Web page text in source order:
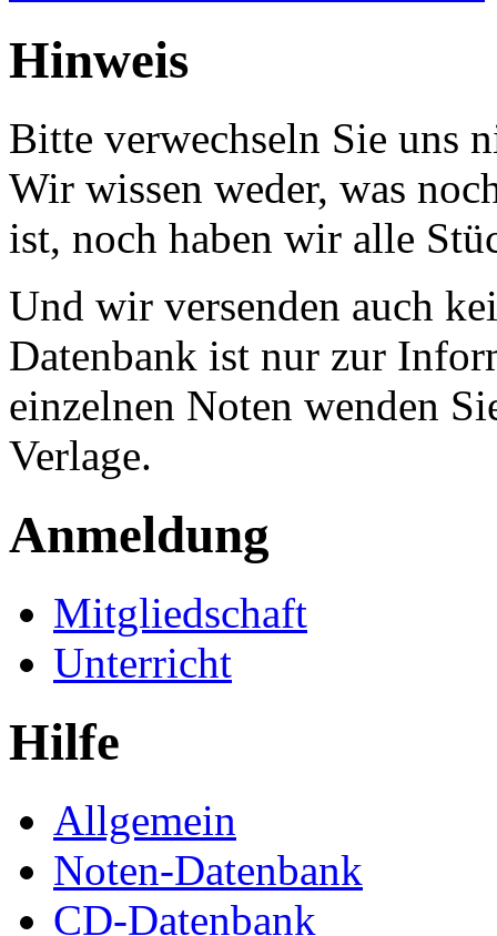
Hinweis
Bitte verwechseln Sie uns
Wir wissen weder, was
ist, noch haben wir alle
Und wir versenden auch
Datenbank ist nur zur
einzelnen Noten wenden
Verlage.
Anmeldung
Mitgliedschaft
Unterricht
Hilfe
Allgemein
Noten-Datenbank
CD-Datenbank